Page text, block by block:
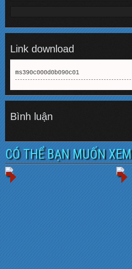
Link download
ms390c000d0b090c01
Bình luận
CÓ THỂ BẠN MUỐN XEM